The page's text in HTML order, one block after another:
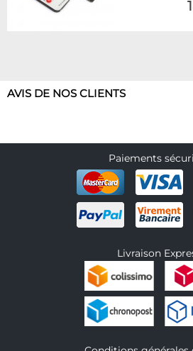
AVIS DE NOS CLIENTS
Paiements
Livraison